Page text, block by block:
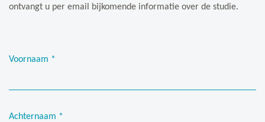
ontvangt u per email bijkomende informatie over de studie.
Voornaam *
Achternaam *